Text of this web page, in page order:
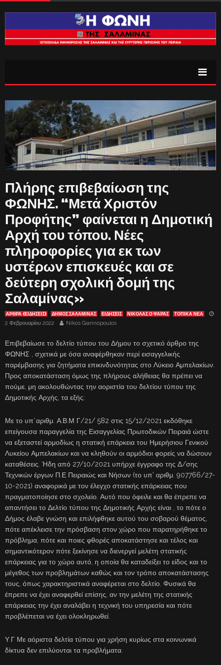
Πλήρης επιβεβαίωση της
ΦΩΝΗΣ. “Μετά Χριστόν
Προφήτης” φαίνεται η Δημοτική
Αρχή του τόπου. Νέες
πληροφορίες για εκ των
υστέρων επισκευές και σε
δεύτερη σχολική δομή της
Σαλαμίνας»
ΑΡΘΡΑ (ΕΙΔΗΣΕΙΣ) ΔΗΜΟΣ ΣΑΛΑΜΙΝΑΣ ΕΙΔΗΣΕΙΣ ΝΙΚΟΛΑΣ Ο ΨΑΡΑΣ ΤΟΠΙΚΑ ΝΕΑ
2 Φεβρουαρίου 2022 Nikos Giannopoulos
Επιβεβαίωσε το δελτίο τύπου του Δήμου το σχετικό άρθρο της
ΦΩΝΗΣ , σχετικά με όσα αναφέρθηκαν περί εισαγγελικής
παρέμβασης για ζητήματα επικινδυνότητας στο Λύκειο Αμπελακίων.
Προς αποκατάσταση όμως της πλήρους αλήθειας θα πρέπει να
πούμε, μη ακολουθώντας την αοριστία του δελτίου τύπου της
Δημοτικής Αρχής, τα εξής:
Με το υπ΄αριθμ. Α.Β.Μ Γ/21/ 582 στις 15/12/2021 εκδόθηκε
επείγουσα παραγγελία της Εισαγγελίας Πρωτοδικών Πειραιά ώστε
να εξεταστεί αρμοδίως η στατική επάρκεια του Ημερήσιου Γενικού
Λυκείου Αμπελακίων και να κληθούν οι αρμόδιοι φορείς να δώσουν
καταθέσεις. Ήδη από 27/10/2021 υπήρχε έγγραφο της Δ/σης
Τεχνικών έργων Π.Ε Πειραιώς και Νήσων (το υπ’ αριθμ. 907766/27-
10-2021) αναφορικά με τον έλεγχο στατικής επάρκειας που
πραγματοποίησε στο σχολείο. Αυτό που όφειλε και θα έπρεπε να
απαντήσει το Δελτίο τύπου της Δημοτικής Αρχής είναι , το πότε ο
Δήμος έλαβε γνώση και επιλήφθηκε αυτού του σοβαρού θέματος,
πότε απέκλεισε την πρόσβαση στον χώρο που παρατηρήθηκε το
πρόβλημα, πότε και ποιες φθορές αποκατάστησε και τέλος και
σημαντικότερον πότε ξεκίνησε να διενεργεί μελέτη στατικής
επάρκειας για το χώρο αυτό, η οποία θα καταδείξει το είδος και το
μέγεθος των προβλημάτων καθώς και τον τρόπο αποκατάστασης
τους, όπως χαρακτηριστικά αναφέρεται στο δελτίο. Φυσικά θα
έπρεπε να έχει αναφερθεί επίσης, αν την μελέτη της στατικής
επάρκειας την έχει αναλάβει η τεχνική του υπηρεσία και πότε
προβλέπεται να έχει ολοκληρωθεί.
Υ.Γ Με αόριστα δελτία τύπου για χρήση κυρίως στα κοινωνικά
δίκτυα δεν επιλύονται τα προβλήματα.